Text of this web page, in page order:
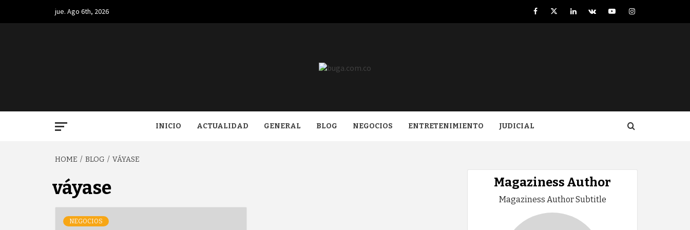
content
jue. Ago 6th, 2026 FacebookTwitterLinkedIn
VK YouTubeInstagram
BUGA.COM.CO
INICIO ACTUALIDAD GENERAL BLOG NEGOCIOS ENTRETENIMIENTO JUDICIAL
HOME BLOG VÁYASE
váyase
NEGOCIOS
Magaziness Author
Magaziness Author Subtitle